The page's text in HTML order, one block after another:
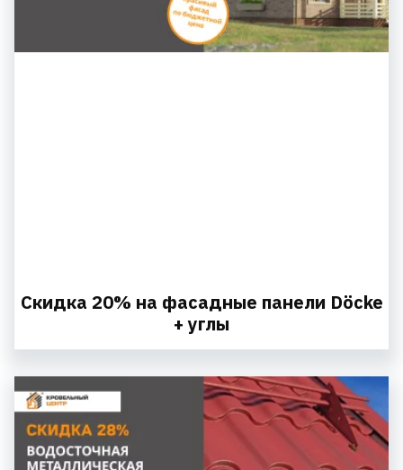
Скидка 20% на фасадные панели Döcke
+ углы